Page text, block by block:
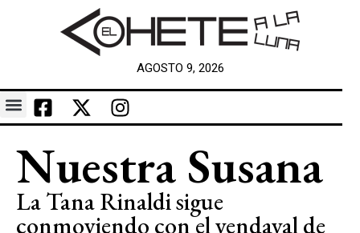
AGOSTO 9, 2026
Nuestra Susana
La Tana Rinaldi sigue
conmoviendo con el vendaval de